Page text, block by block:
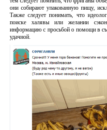
они собирают упакованную пищу,
Также следует понимать, что
поиске халявы или желании
информацию с просьбой о помощи в
удачной.